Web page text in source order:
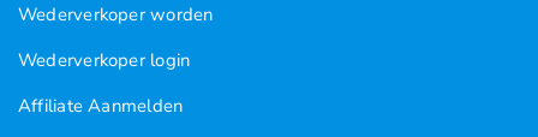
Wederverkoper worden
Wederverkoper login
Affiliate Aanmelden